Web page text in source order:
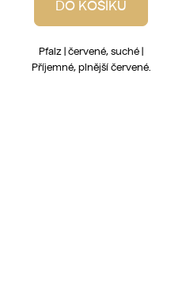
DO KOŠÍKU
Pfalz | červené, suché |
Příjemné, plnější červené.